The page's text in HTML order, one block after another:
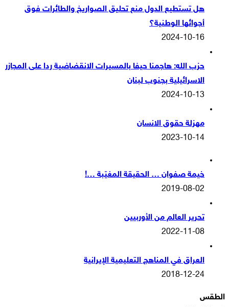
هل تستطيع الدول منع تحليق الصواريخ والطائرات فوق
أجوائها الوطنية؟
2024-10-16
حزب الله: هاجمنا حيفا بالمسيرات الانقضاضية ردا على المجازر
الاسرائيلية بجنوب لبنان
2024-10-13
مهزلة حقوق الانسان
2023-10-14
خيمة صفوان … الحقيقة المغيّبة …!
2019-08-02
تحرير العالم من الأوربيين
2022-11-08
العراق في المناهج التعليمية الإيرانية
2018-12-24
الطقس